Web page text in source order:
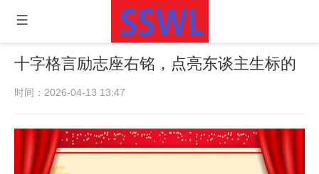
十字格言励志座右铭，点亮东谈主生标的
时间：2026-04-13 13:47